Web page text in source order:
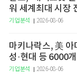
워 세계최대 시장
기업분석 2026-08-06
마키나락스, 美 아
성·현대 등 6000
기업분석 2026-08-06